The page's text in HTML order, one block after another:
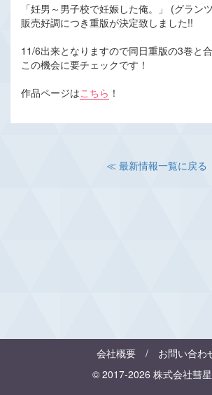
「妊男～男子校で妊娠した俺。」 (グランツ
販売好調につき重版が決定致しました!!
11/6出来となりますので同日重版の3巻と
この機会に要チェックです！
作品ページはこちら ！
≪ 最新情報一覧に戻る
会社概要 / お問い合わ
© 2017-2026 株式会社彗